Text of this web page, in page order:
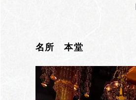
名所 本堂